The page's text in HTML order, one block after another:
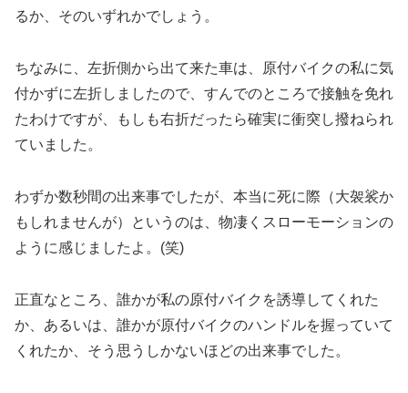
るか、そのいずれかでしょう。
ちなみに、左折側から出て来た車は、原付バイクの私に気
付かずに左折しましたので、すんでのところで接触を免れ
たわけですが、もしも右折だったら確実に衝突し撥ねられ
ていました。
わずか数秒間の出来事でしたが、本当に死に際（大袈裟か
もしれませんが）というのは、物凄くスローモーションの
ように感じましたよ。(笑)
正直なところ、誰かが私の原付バイクを誘導してくれた
か、あるいは、誰かが原付バイクのハンドルを握っていて
くれたか、そう思うしかないほどの出来事でした。